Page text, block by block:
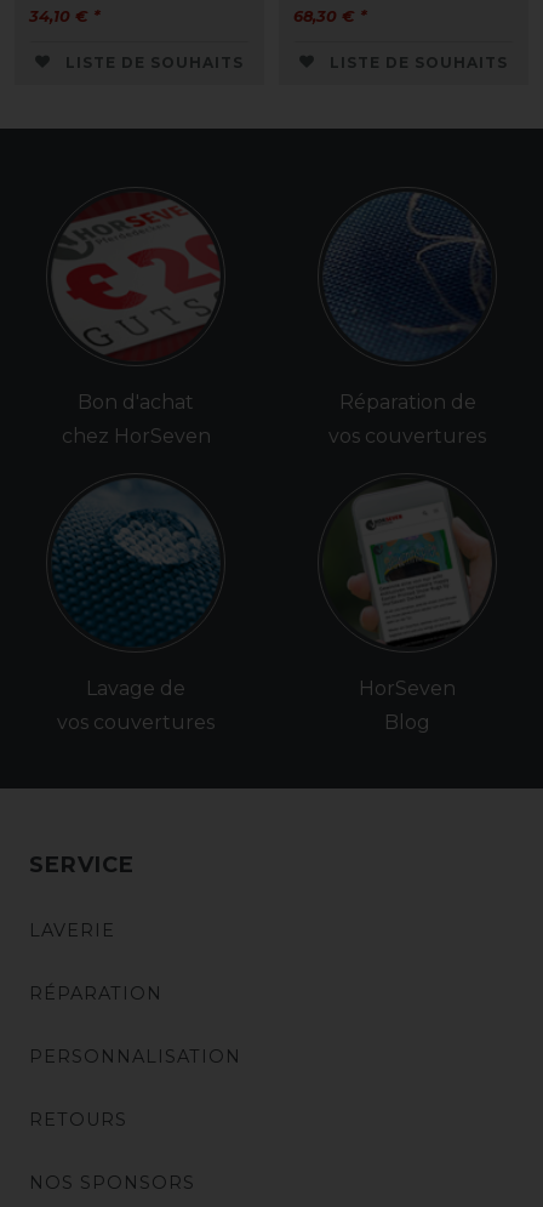
34,10 € *
LISTE DE SOUHAITS
68,30 € *
LISTE DE SOUHAITS
Bon d'achat
chez HorSeven
Lavage de
vos couvertures
Réparation de
vos couvertures
HorSeven
Blog
SERVICE
LAVERIE
RÉPARATION
PERSONNALISATION
RETOURS
NOS SPONSORS